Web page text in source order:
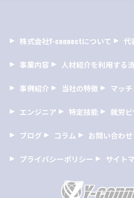
株式会社Y-connectについて 代
事業内容 人材紹介を利用する
事例紹介 当社の特徴 マッ
エンジニア 特定技能 就労
ブログ コラム お問い合わせ
プライバシーポリシー サイト